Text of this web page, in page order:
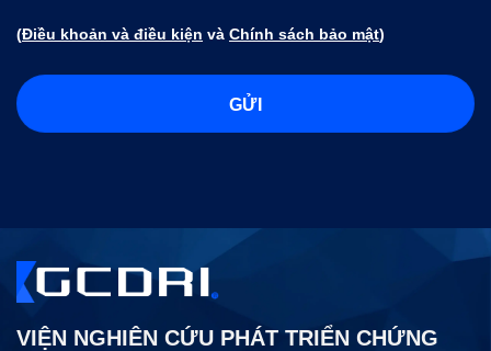
(Điều khoản và điều kiện và Chính sách bảo mật)
VIỆN NGHIÊN CỨU PHÁT TRIỂN CHỨNG